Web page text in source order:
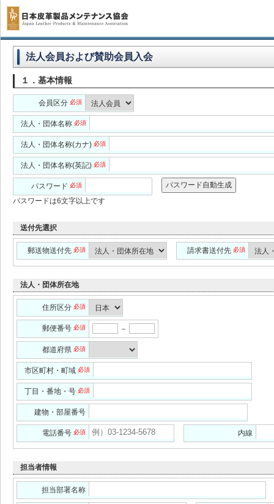
法人会員および賛助会員入会
１．基本情報
会員区分 必須
法人・団体名称 必須
法人・団体名称(カナ) 必須
法人・団体名称(英記) 必須
パスワード 必須
パスワード自動生成
パスワードは6文字以上です
送付先選択
郵送物送付先 必須 請求書送付先 必須
法人・団体所在地
住所区分 必須
郵便番号 必須 －
都道府県 必須
市区町村・町域 必須
丁目・番地・号 必須
建物・部屋番号
電話番号 必須 内線
担当者情報
担当部署名称